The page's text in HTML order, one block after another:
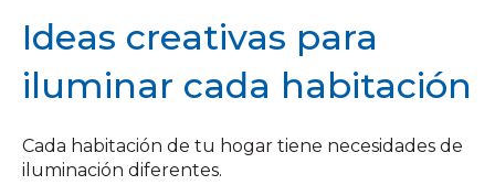
Ideas creativas para
iluminar cada habitación
Cada habitación de tu hogar tiene necesidades de
iluminación diferentes.